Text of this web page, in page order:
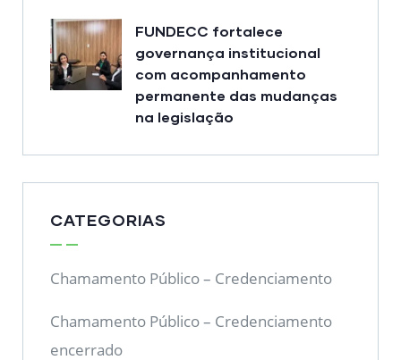
FUNDECC fortalece
governança institucional
com acompanhamento
permanente das mudanças
na legislação
CATEGORIAS
Chamamento Público – Credenciamento
Chamamento Público – Credenciamento
encerrado